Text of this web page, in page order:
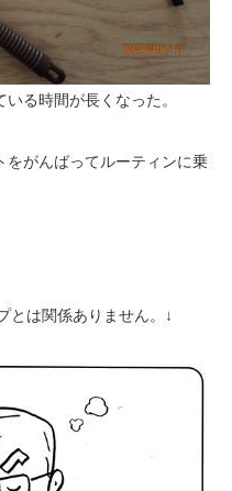
る時間が長くなった。
をがんばってルーティンに乗
とは関係ありません。↓